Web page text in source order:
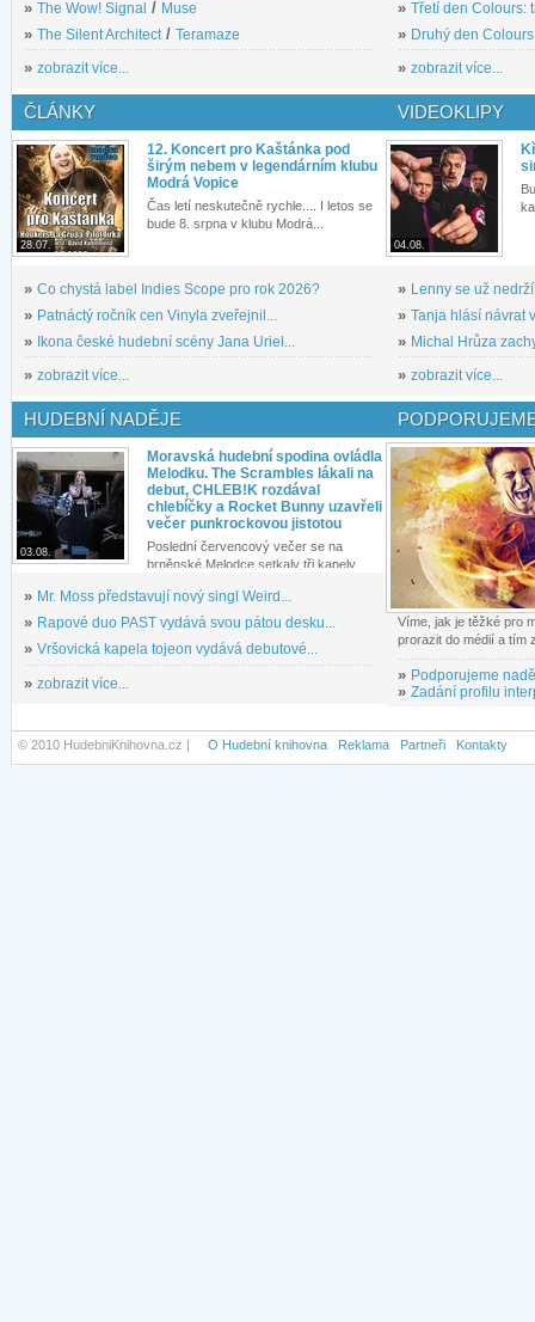
» The Wow! Signal / Muse
» The Silent Architect / Teramaze
» zobrazit více...
» Třetí den Colours:
» Druhý den
» zobrazit více...
ČLÁNKY
28.07.
12. Koncert pro Kaštánka pod
širým nebem v legendárním klubu
Modrá Vopice
Čas letí neskutečně rychle.... I letos se
bude 8. srpna v klubu Modrá...
» Co chystá label Indies Scope pro rok 2026?
» Patnáctý ročník cen Vinyla zveřejnil...
»
Ikona české hudební scény Jana Uriel...
» zobrazit více...
VIDEOKLIPY
04.08.
» Lenny se už
» Tanja hlásí návrat
» Michal Hrůza
» zobrazit více...
HUDEBNÍ NADĚJE
03.08.
Moravská hudební spodina ovládla
Melodku. The Scrambles lákali na
debut, CHLEB!K rozdával
chlebíčky a Rocket Bunny uzavřeli
večer punkrockovou jistotou
Poslední červencový večer se na
brněnské Melodce setkaly tři kapely...
» Mr. Moss představují nový singl Weird...
» Rapové duo PAST vydává svou pátou desku...
» Vršovická kapela tojeon vydává debutové...
» zobrazit více...
Víme, jak je těžké pro
prorazit do médií a tím
» Podporujeme
» Zadání profilu
© 2010 HudebniKnihovna.cz | O Hudební knihovna Reklama Partneři Kontakty